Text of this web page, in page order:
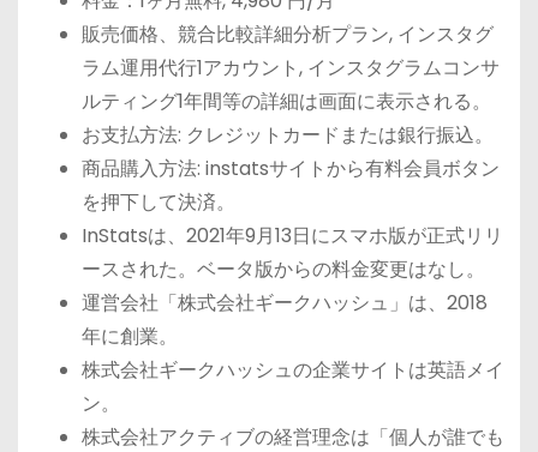
販売価格、競合比較詳細分析プラン, インスタグ
ラム運用代行1アカウント, インスタグラムコンサ
ルティング1年間等の詳細は画面に表示される。
お支払方法: クレジットカードまたは銀行振込。
商品購入方法: instatsサイトから有料会員ボタン
を押下して決済。
InStatsは、2021年9月13日にスマホ版が正式リリ
ースされた。ベータ版からの料金変更はなし。
運営会社「株式会社ギークハッシュ」は、2018
年に創業。
株式会社ギークハッシュの企業サイトは英語メイ
ン。
株式会社アクティブの経営理念は「個人が誰でも